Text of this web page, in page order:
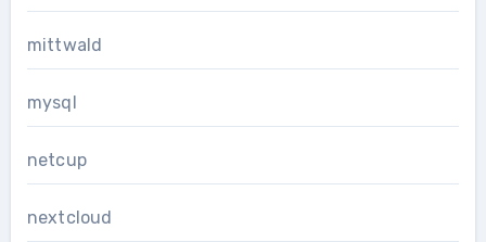
mittwald
mysql
netcup
nextcloud